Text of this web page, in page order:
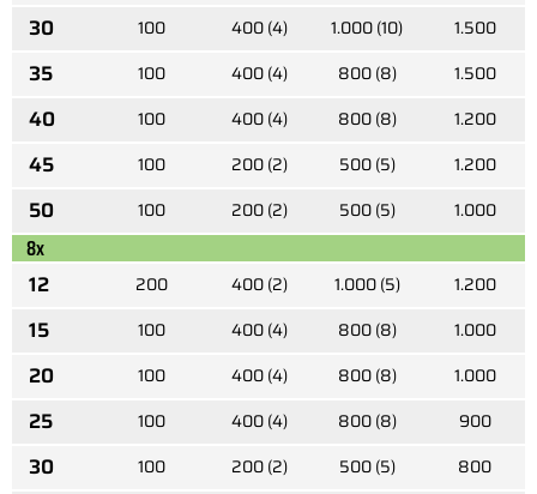
30 100 400 (4) 1.000 (10) 1.500
35 100 400 (4) 800 (8) 1.500
40 100 400 (4) 800 (8) 1.200
45 100 200 (2) 500 (5) 1.200
50 100 200 (2) 500 (5) 1.000
8x
12
200 400 (2) 1.000 (5) 1.200
15 100 400 (4) 800 (8) 1.000
20 100 400 (4) 800 (8) 1.000
25 100 400 (4) 800 (8) 900
30 100 200 (2) 500 (5) 800